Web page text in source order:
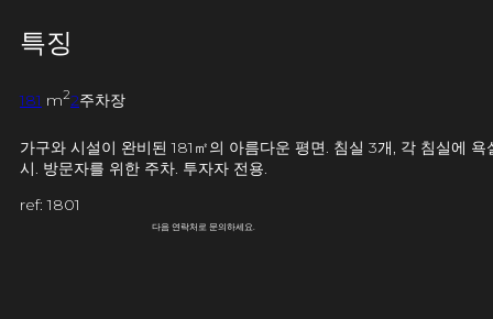
특징
181 m22주차장
가구와 시설이 완비된 181㎡의 아름다운 평면. 침실 3개, 각 침실에
시. 방문자를 위한 주차. 투자자 전용.
ref: 1801
다음 연락처로 문의하세요.